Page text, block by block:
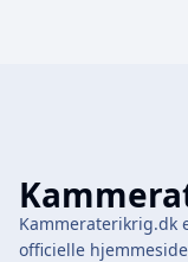
Kammeraterikrig.dk
officielle